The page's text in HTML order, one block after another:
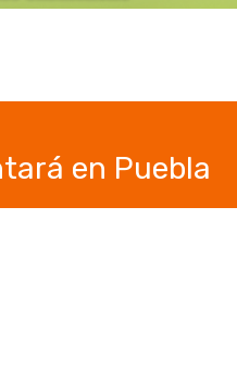
en Puebla